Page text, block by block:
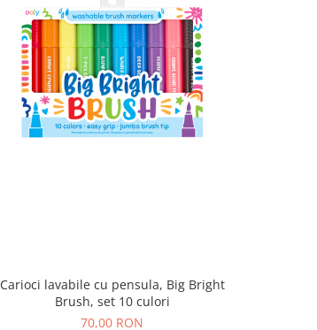
Carioci lavabile cu pensula, Big Bright
Brush, set 10 culori
70,00 RON